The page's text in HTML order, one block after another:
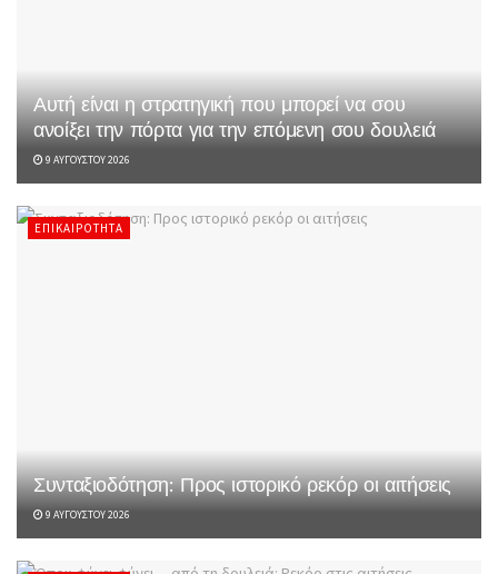
Αυτή είναι η στρατηγική που μπορεί να σου
ανοίξει την πόρτα για την επόμενη σου δουλειά
9 ΑΥΓΟΎΣΤΟΥ 2026
ΕΠΙΚΑΙΡΌΤΗΤΑ
Συνταξιοδότηση: Προς ιστορικό ρεκόρ οι αιτήσεις
9 ΑΥΓΟΎΣΤΟΥ 2026